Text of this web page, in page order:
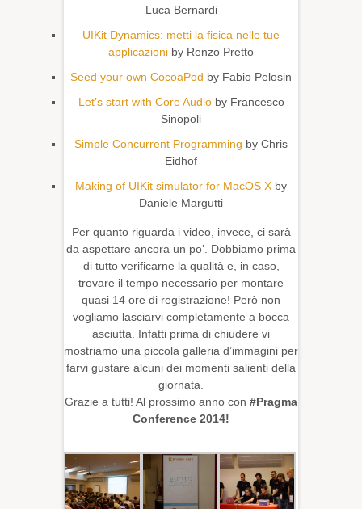
Luca Bernardi
UIKit Dynamics: metti la fisica nelle tue
applicazioni by Renzo Pretto
Seed your own CocoaPod by Fabio Pelosin
Let’s start with Core Audioby Francesco
Sinopoli
Simple Concurrent Programming by Chris
Eidhof
Making of UIKit simulator for MacOS X by
Daniele Margutti
Per quanto riguarda i video, invece, ci sarà
da aspettare ancora un po’. Dobbiamo prima
di tutto verificarne la qualità e, in caso,
trovare il tempo necessario per montare
quasi 14 ore di registrazione! Però non
vogliamo lasciarvi completamente a bocca
asciutta. Infatti prima di chiudere vi
mostriamo una piccola galleria d’immagini per
farvi gustare alcuni dei momenti salienti della
giornata.
Grazie a tutti! Al prossimo anno con #Pragma
Conference 2014!